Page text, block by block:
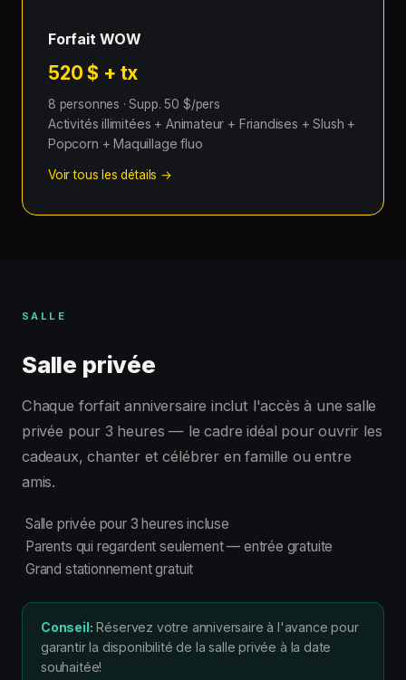
Forfait WOW
520 $ + tx
8 personnes · Supp. 50 $/pers
Activités illimitées + Animateur + Friandises + Slush +
Popcorn + Maquillage fluo
Voir tous les détails →
SALLE
Salle privée
Chaque forfait anniversaire inclut l'accès à une salle
privée pour 3 heures — le cadre idéal pour ouvrir les
cadeaux, chanter et célébrer en famille ou entre
amis.
Salle privée pour 3 heures incluse
Parents qui regardent seulement — entrée gratuite
Grand stationnement gratuit
Conseil: Réservez votre anniversaire à l'avance pour
garantir la disponibilité de la salle privée à la date
souhaitée!